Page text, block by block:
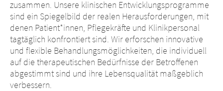
zusammen. Unsere klinischen Entwicklungsprogramme
sind ein Spiegelbild der realen Herausforderungen, mit
denen Patient*innen, Pflegekräfte und Klinikpersonal
tagtäglich konfrontiert sind. Wir erforschen innovative
und flexible Behandlungsmöglichkeiten, die individuell
auf die therapeutischen Bedürfnisse der Betroffenen
abgestimmt sind und ihre Lebensqualität maßgeblich
verbessern.